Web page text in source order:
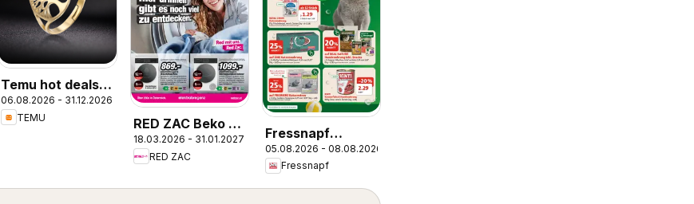
Temu hot deals –
Austria
06.08.2026 - 31.12.2026
TEMU
RED ZAC Beko &
Elektrabregenz
18.03.2026 - 31.01.2027
RED ZAC
Fressnapf
Flugblatt
05.08.2026 - 08.08.2026
Fressnapf